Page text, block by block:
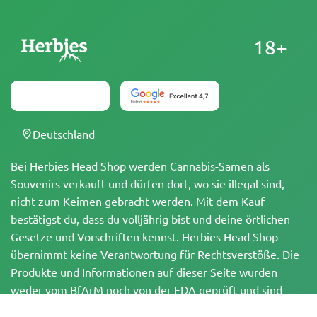
Bei Herbies Head Shop werden Cannabis-Samen als
Souvenirs verkauft und dürfen dort, wo sie illegal sind,
nicht zum Keimen gebracht werden. Mit dem Kauf
bestätigst du, dass du volljährig bist und deine örtlichen
Gesetze und Vorschriften kennst. Herbies Head Shop
übernimmt keine Verantwortung für Rechtsverstöße. Die
Produkte und Informationen auf dieser Seite wurden
weder vom BfArM noch von der FDA geprüft und sind
18+
Deutschland